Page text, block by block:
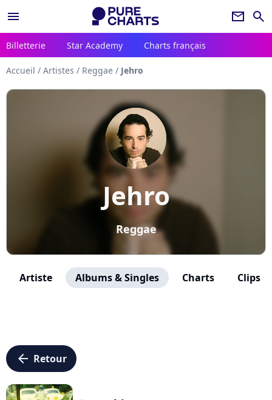
menu newsletter search
Billetterie Star Academy Charts français
Accueil / Artistes / Reggae / Jehro
Jehro
Reggae
Artiste Albums & Singles Charts Clips
arrow_left Retour